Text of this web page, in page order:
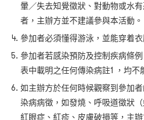
暈／失去知覺徵狀、對動物或水
者，主辦方並不建議參與本活動。
參加者必須懂得游泳，並能穿着
參加者若感染預防及控制疾病條
表中載明之任何傳染病註1
，均不
如主辦方於任何時候觀察到參加
染病病徵，如發燒、呼吸道徵狀
紅眼症、紅疹、皮膚破損等，主